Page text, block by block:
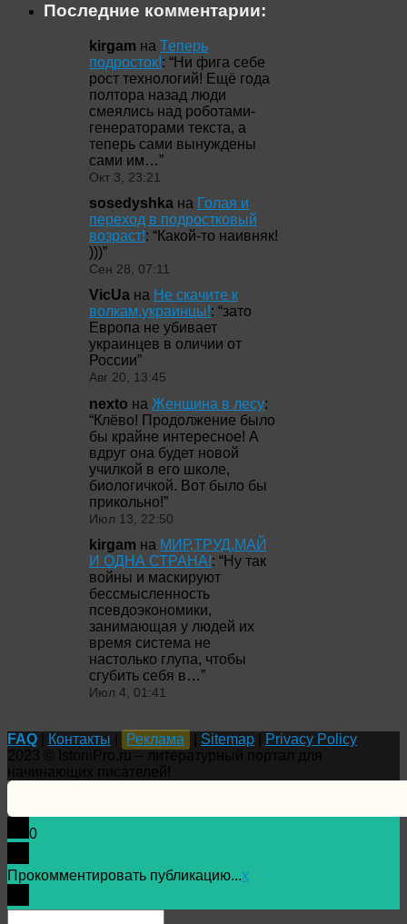
Последние комментарии:
kirgam на Теперь
подросток!: “Ни фига себе
рост технологий! Ещё года
полтора назад люди
смеялись над роботами-
генераторами текста, а
теперь сами вынуждены
сами им…”
Окт 3, 23:21
sosedyshka на Голая и
переход в подростковый
возраст!: “Какой-то наивняк!
)))”
Сен 28, 07:11
VicUa на Не скачите к
волкам,украинцы!: “зато
Европа не убивает
украинцев в оличии от
России”
Авг 20, 13:45
nexto на Женщина в лесу:
“Клёво! Продолжение было
бы крайне интересное! А
вдруг она будет новой
училкой в его школе,
биологичкой. Вот было бы
прикольно!”
Июл 13, 22:50
kirgam на МИР,ТРУД,МАЙ
И ОДНА СТРАНА!: “Ну так
войны и маскируют
бессмысленность
псевдоэкономики,
занимающая у людей их
время система не
настолько глупа, чтобы
сгубить себя в…”
Июл 4, 01:41
FAQ Контакты Реклама Sitemap
Privacy Policy
0
Прокомментировать публикацию...x